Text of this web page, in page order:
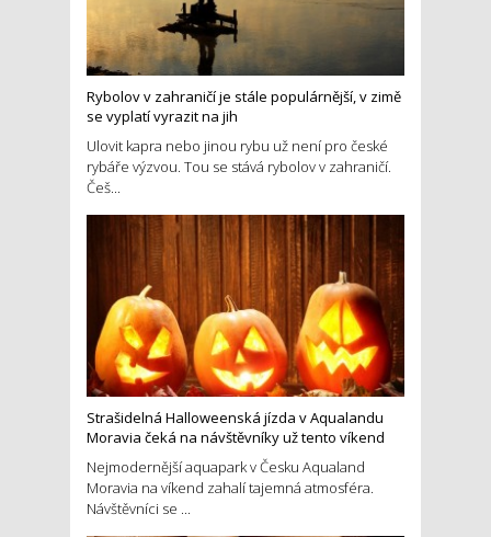
Rybolov v zahraničí je stále populárnější, v zimě
se vyplatí vyrazit na jih
Ulovit kapra nebo jinou rybu už není pro české
rybáře výzvou. Tou se stává rybolov v zahraničí.
Češ...
Strašidelná Halloweenská jízda v Aqualandu
Moravia čeká na návštěvníky už tento víkend
Nejmodernější aquapark v Česku Aqualand
Moravia na víkend zahalí tajemná atmosféra.
Návštěvníci se ...